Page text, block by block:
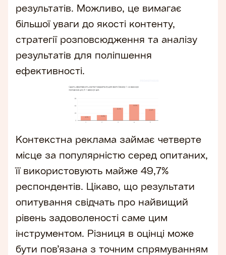
результатів. Можливо, це вимагає
більшої уваги до якості контенту,
стратегії розповсюдження та аналізу
результатів для поліпшення
ефективності.
Контекстна реклама займає четверте
місце за популярністю серед опитаних,
її використовують майже 49,7%
респондентів. Цікаво, що результати
опитування свідчать про найвищий
рівень задоволеності саме цим
інструментом. Різниця в оцінці може
бути пов’язана з точним спрямуванням